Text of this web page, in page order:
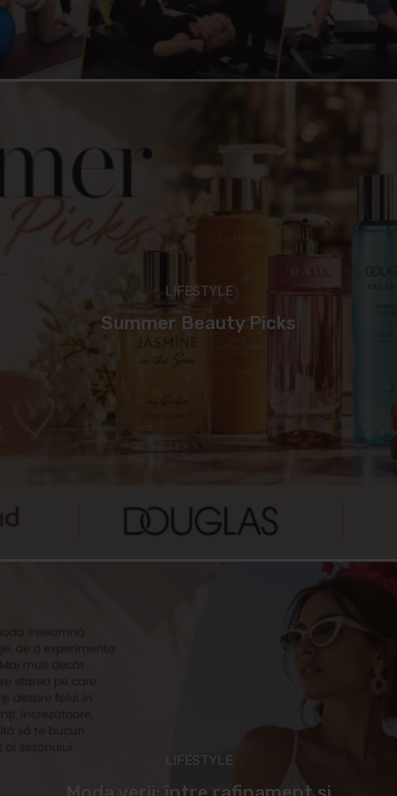
LIFESTYLE
Summer Beauty Picks
LIFESTYLE
Moda verii: între rafinament și